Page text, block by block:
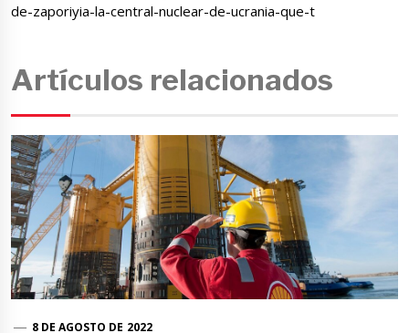
de-zaporiyia-la-central-nuclear-de-ucrania-que-t
Artículos relacionados
8 DE AGOSTO DE 2022